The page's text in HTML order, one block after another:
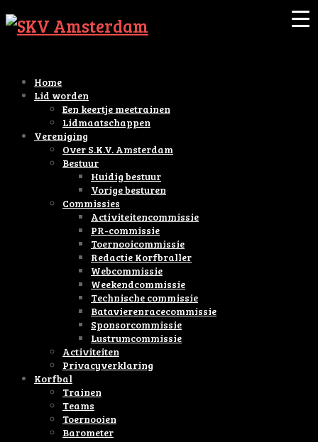
Home
Lid worden
Een keertje meetrainen
Lidmaatschappen
Vereniging
Over S.K.V. Amsterdam
Bestuur
Huidig bestuur
Vorige besturen
Commissies
Activiteitencommissie
PR-commissie
Toernooicommissie
Redactie Korfbraller
Webcommissie
Weekendcommissie
Technische commissie
Batavierenracecommissie
Sponsorcommissie
Lustrumcommissie
Activiteiten
Privacyverklaring
Korfbal
Trainen
Teams
Toernooien
Barometer